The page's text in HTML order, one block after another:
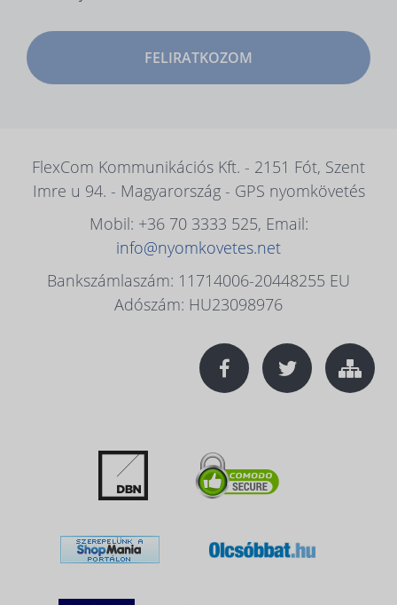
FELIRATKOZOM
FlexCom Kommunikációs Kft. - 2151 Fót, Szent
Imre u 94. - Magyarország - GPS nyomkövetés
Mobil: +36 70 3333 525, Email:
info@nyomkovetes.net
Bankszámlaszám: 11714006-20448255 EU
Adószám: HU23098976